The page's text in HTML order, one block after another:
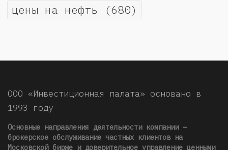
цены на нефть (680)
ООО «Инвестиционная палата» основано в
1993 году
Основные направления деятельности компании —
брокерское обслуживание частных клиентов на
Московской бирже и доверительное управление ценными